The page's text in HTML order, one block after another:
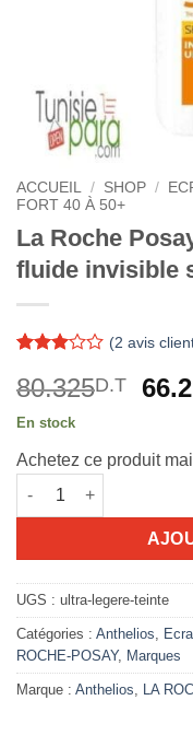
ACCUEIL / SHOP /
FORT 40 À 50+
La Roche
fluide invisible
sur 5
basé
sur
client
(2 avis
80.325D.T
Le
En stock
Achetez ce produit
quantité de La Roche
UGS : ultra-legere-teinte
Catégories : Anthelios
ROCHE-POSAY, Marques
Marque : Anthelios LA